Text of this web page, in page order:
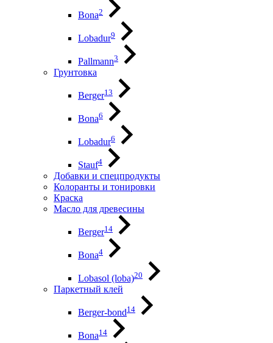
Bona2
Lobadur9
Pallmann3
Грунтовка
Berger13
Bona6
Lobadur6
Stauf4
Добавки и спецпродукты
Колоранты и тонировки
Краска
Масло для древесины
Berger14
Bona4
Lobasol (loba)20
Паркетный клей
Berger-bond14
Bona14